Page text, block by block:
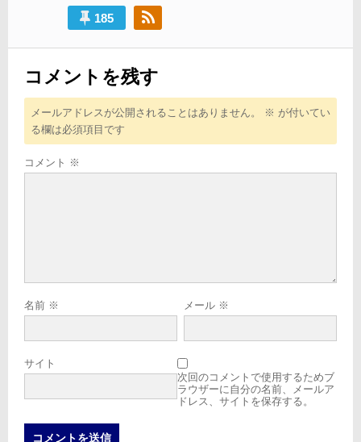
185
コメントを残す
メールアドレスが公開されることはありません。 ※ が付いてい
る欄は必須項目です
コメント ※
名前 ※ メール ※
サイト
次回のコメントで使用するためブ
ラウザーに自分の名前、メールア
ドレス、サイトを保存する。